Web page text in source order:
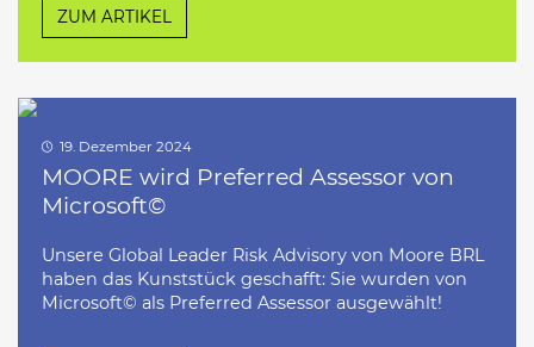
ZUM ARTIKEL
19. Dezember 2024
MOORE wird Preferred Assessor von
Microsoft©
Unsere Global Leader Risk Advisory von Moore BRL
haben das Kunststück geschafft: Sie wurden von
Microsoft© als Preferred Assessor ausgewählt!